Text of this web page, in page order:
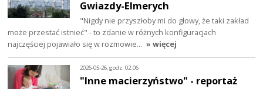
Gwiazdy-Elmerych
"Nigdy nie przyszłoby mi do głowy, że taki zakład
może przestać istnieć" - to zdanie w różnych konfiguracjach
najczęściej pojawiało się w rozmowie… » więcej
2026-05-26, godz. 02:06
"Inne macierzyństwo" - reportaż